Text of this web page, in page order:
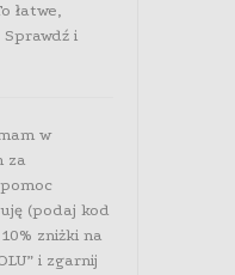
łatwe,
i
w
za
(podaj kod
10% zniżki na
i zgarnij